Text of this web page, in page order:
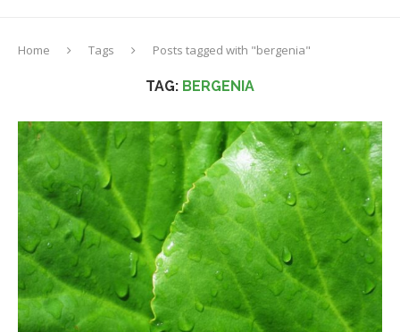
Home Tags Posts tagged with "bergenia"
TAG: BERGENIA